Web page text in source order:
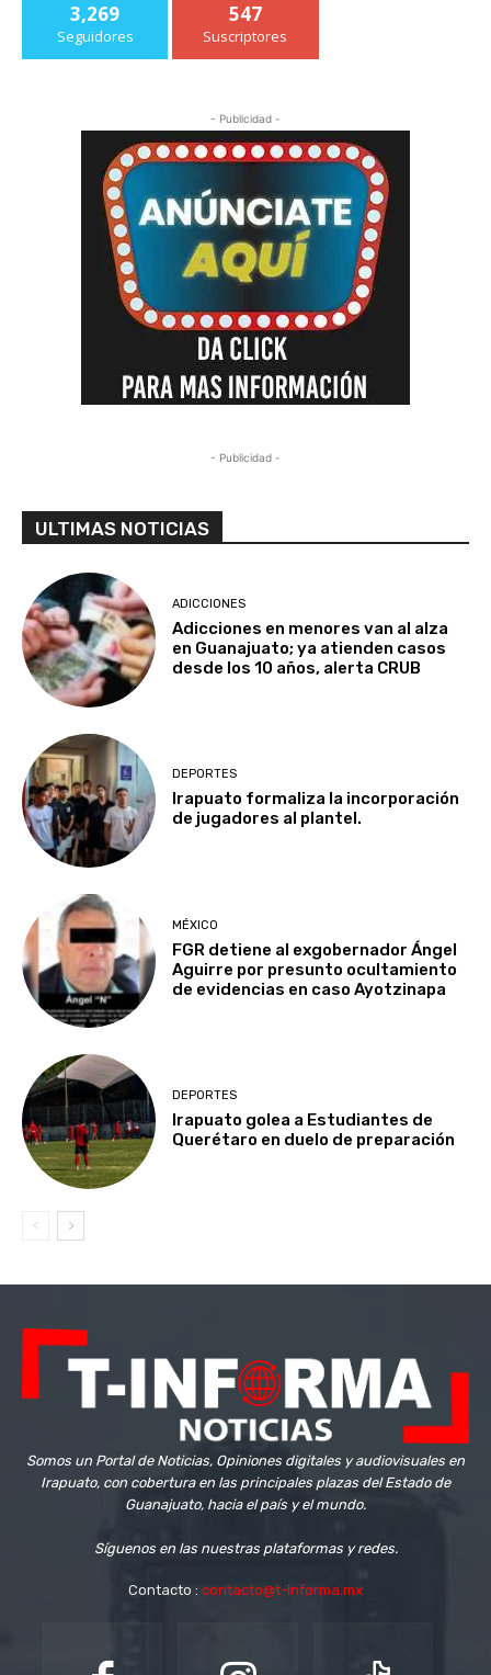
3,269
Seguidores
547
Suscriptores
- Publicidad -
- Publicidad -
ULTIMAS NOTICIAS
ADICCIONES
Adicciones en menores van al alza
en Guanajuato; ya atienden casos
desde los 10 años, alerta CRUB
DEPORTES
Irapuato formaliza la incorporación
de jugadores al plantel.
MÉXICO
FGR detiene al exgobernador Ángel
Aguirre por presunto ocultamiento
de evidencias en caso Ayotzinapa
DEPORTES
Irapuato golea a Estudiantes de
Querétaro en duelo de preparación
Somos un Portal de Noticias, Opiniones digitales y audiovisuales en
Irapuato, con cobertura en las principales plazas del Estado de
Guanajuato, hacia el país y el mundo.
Síguenos en las nuestras plataformas y redes.
Contacto : contacto@t-informa.mx